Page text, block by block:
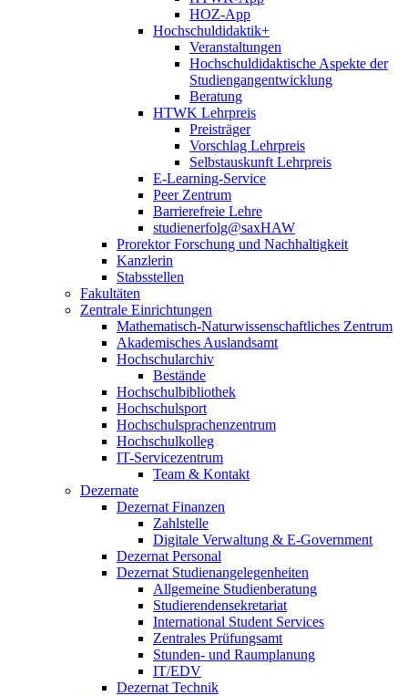
HOZ-App
Hochschuldidaktik+
Veranstaltungen
Hochschuldidaktische Aspekte der
Studiengangentwicklung
Beratung
HTWK Lehrpreis
Preisträger
Vorschlag Lehrpreis
Selbstauskunft Lehrpreis
E-Learning-Service
Peer Zentrum
Barrierefreie Lehre
studienerfolg@saxHAW
Prorektor Forschung und Nachhaltigkeit
Kanzlerin
Stabsstellen
Fakultäten
Zentrale Einrichtungen
Mathematisch-Naturwissenschaftliches Zentrum
Akademisches Auslandsamt
Hochschularchiv
Bestände
Hochschulbibliothek
Hochschulsport
Hochschulsprachenzentrum
Hochschulkolleg
IT-Servicezentrum
Team & Kontakt
Dezernate
Dezernat Finanzen
Zahlstelle
Digitale Verwaltung & E-Government
Dezernat Personal
Dezernat Studienangelegenheiten
Allgemeine Studienberatung
Studierendensekretariat
International Student Services
Zentrales Prüfungsamt
Stunden- und Raumplanung
IT/EDV
Dezernat Technik